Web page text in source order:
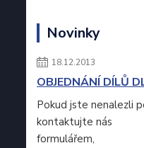
Novinky
18.12.2013
OBJEDNÁNÍ DÍLŮ
Pokud jste nenalezli
kontaktujte nás